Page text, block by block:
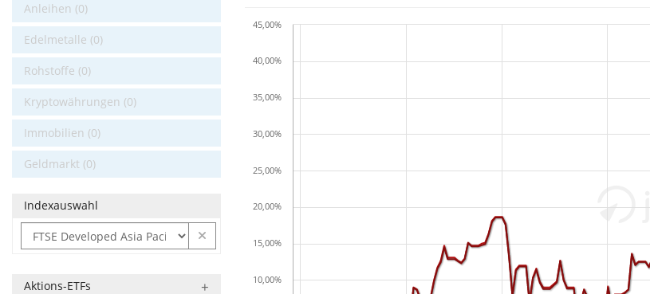
Anleihen (0)
Edelmetalle (0)
Rohstoffe (0)
Kryptowährungen (0)
Immobilien (0)
Geldmarkt (0)
Indexauswahl
Aktions-ETFs
10,00%
15,00%
20,00%
25,00%
30,00%
35,00%
40,00%
45,00%